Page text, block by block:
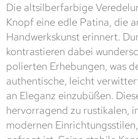
Die altsilberfarbige
Knopf eine edle Patina, die
Handwerkskunst erinnert.
kontrastieren dabei
polierten Erhebungen, was
authentische, leicht
an Eleganz einzubüßen.
hervorragend zu rustikalen,
modernen